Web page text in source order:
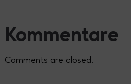
Kommentare
Comments are closed.